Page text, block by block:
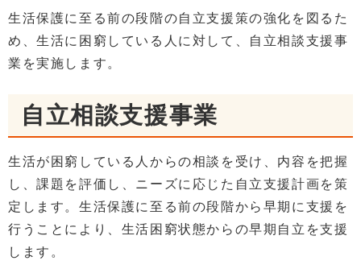
生活保護に至る前の段階の自立支援策の強化を図るた
め、生活に困窮している人に対して、自立相談支援事
業を実施します。
自立相談支援事業
生活が困窮している人からの相談を受け、内容を把握
し、課題を評価し、ニーズに応じた自立支援計画を策
定します。生活保護に至る前の段階から早期に支援を
行うことにより、生活困窮状態からの早期自立を支援
します。